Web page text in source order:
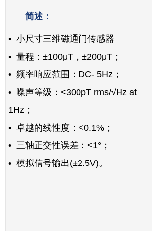
简述：
• 小尺寸三维磁通门传感器
• 量程：±100μT，±200μT；
• 频率响应范围：DC- 5Hz；
• 噪声等级：<300pT rms/√Hz at
1Hz；
• 卓越的线性度：<0.1%；
• 三轴正交性误差 ：<1°；
• 模拟信号输出(±2.5V)。